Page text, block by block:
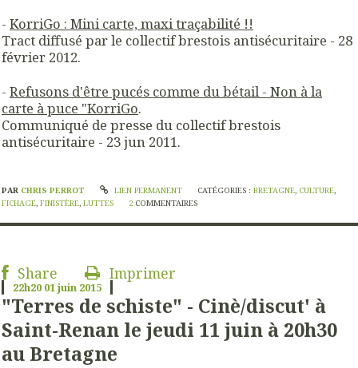
- KorriGo : Mini carte, maxi traçabilité !!
Tract diffusé par le collectif brestois antisécuritaire - 28
février 2012.
- Refusons d'être pucés comme du bétail - Non à la
carte à puce "KorriGo.
Communiqué de presse du collectif brestois
antisécuritaire - 23 jun 2011.
PAR CHRIS PERROT LIEN PERMANENT CATÉGORIES :BRETAGNE, CULTURE,
FICHAGE, FINISTÈRE, LUTTES 2 COMMENTAIRES
Share Imprimer
22h20 01juin 2015
"Terres de schiste" - Cinè/discut' à
Saint-Renan le jeudi 11 juin à 20h30
au Bretagne